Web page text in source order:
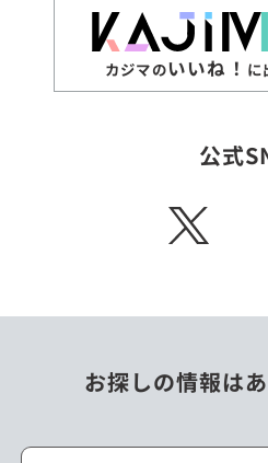
カジマのいいね！ に
公式
X
お探しの情報は